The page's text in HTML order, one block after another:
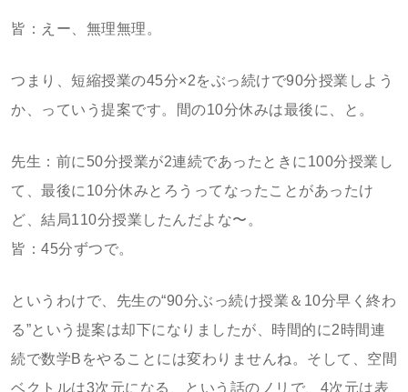
皆：えー、無理無理。
つまり、短縮授業の45分×2をぶっ続けで90分授業しよう
か、っていう提案です。間の10分休みは最後に、と。
先生：前に50分授業が2連続であったときに100分授業し
て、最後に10分休みとろうってなったことがあったけ
ど、結局110分授業したんだよな〜。
皆：45分ずつで。
というわけで、先生の“90分ぶっ続け授業＆10分早く終わ
る”という提案は却下になりましたが、時間的に2時間連
続で数学Bをやることには変わりませんね。そして、空間
ベクトルは3次元になる、という話のノリで、4次元は表